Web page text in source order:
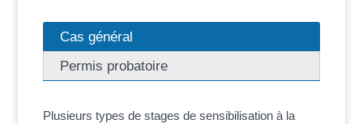
Cas général
Permis probatoire
Plusieurs types de stages de sensibilisation à la